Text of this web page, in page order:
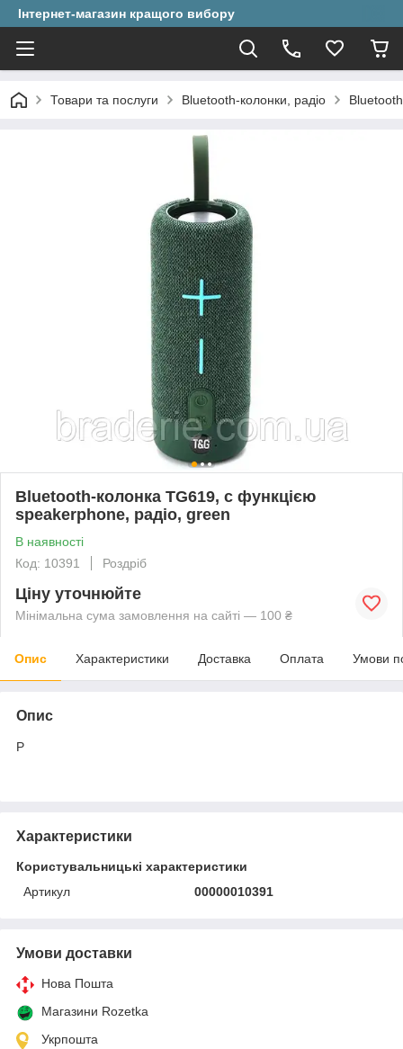
Інтернет-магазин кращого вибору
Товари та послуги Bluetooth-колонки, радіо
Bluetooth-колонка TG619, c функцією
speakerphone, радіо, green
В наявності
Код: 10391
Роздріб
Ціну уточнюйте
Мінімальна сума замовлення на сайті — 100 ₴
Опис Характеристики Доставка Оплата Умови
Опис
Р
Характеристики
Користувальницькі характеристики
Артикул
00000010391
Умови доставки
Нова Пошта
Магазини Rozetka
Укрпошта